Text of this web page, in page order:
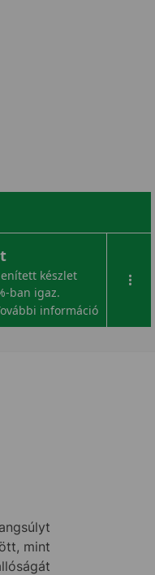
készlet
ban igaz.
információ
...
mint